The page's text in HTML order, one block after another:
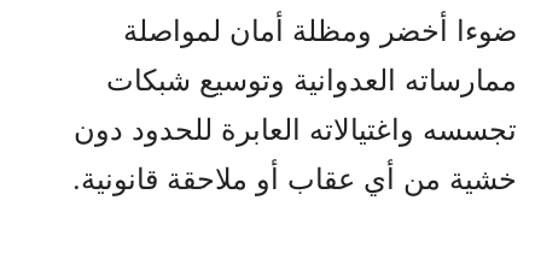
ضوءا أخضر ومظلة أمان لمواصلة
ممارساته العدوانية وتوسيع شبكات
تجسسه واغتيالاته العابرة للحدود دون
خشية من أي عقاب أو ملاحقة قانونية.